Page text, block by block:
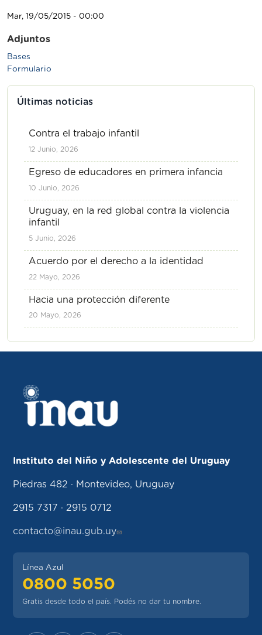
Mar, 19/05/2015 - 00:00
Adjuntos
Bases
Formulario
Últimas noticias
Contra el trabajo infantil
12 Junio, 2026
Egreso de educadores en primera infancia
10 Junio, 2026
Uruguay, en la red global contra la violencia
infantil
5 Junio, 2026
Acuerdo por el derecho a la identidad
22 Mayo, 2026
Hacia una protección diferente
20 Mayo, 2026
Instituto del Niño y Adolescente del Uruguay
Piedras 482 · Montevideo, Uruguay
2915 7317 · 2915 0712
contacto@inau.gub.uy
Línea Azul
0800 5050
Gratis desde todo el país. Podés no dar tu nombre.